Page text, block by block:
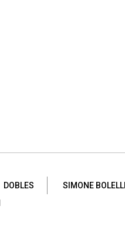
DOBLES
SIMONE BOLELLI